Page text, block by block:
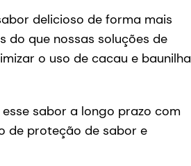
delicioso de forma mais
do que nossas soluções de
o uso de cacau e baunilha
sabor a longo prazo com
de proteção de sabor e